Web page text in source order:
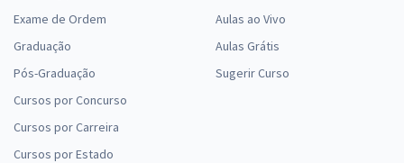
Exame de Ordem
Graduação
Pós-Graduação
Cursos por Concurso
Cursos por Carreira
Cursos por Estado
Aulas ao Vivo
Aulas Grátis
Sugerir Curso